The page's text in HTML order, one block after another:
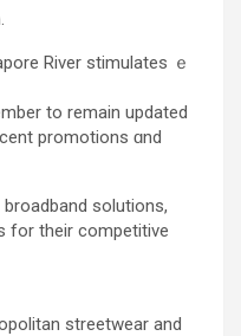
River stimulates ｅ
tо rеmain updated
promotions ɑnd
solutions,
for their competitive
streetwear аnd